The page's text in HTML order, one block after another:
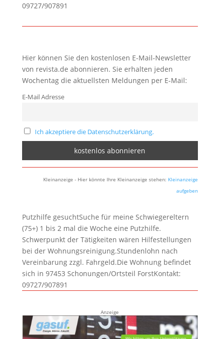
09727/907891
Hier können Sie den kostenlosen E-Mail-Newsletter
von revista.de abonnieren. Sie erhalten jeden
Wochentag die aktuellsten Meldungen per E-Mail:
E-Mail Adresse
Ich akzeptiere die Datenschutzerklärung.
Kleinanzeige - Hier könnte Ihre Kleinanzeige stehen: Kleinanzeige
aufgeben
Putzhilfe gesuchtSuche für meine Schwiegereltern
(75+) 1 bis 2 mal die Woche eine Putzhilfe.
Schwerpunkt der Tätigkeiten wären Hilfestellungen
bei der Wohnungsreinigung.Stundenlohn nach
Vereinbarung zzgl. Fahrgeld.Die Wohnung befindet
sich in 97453 Schonungen/Ortsteil ForstKontakt:
09727/907891
Anzeige